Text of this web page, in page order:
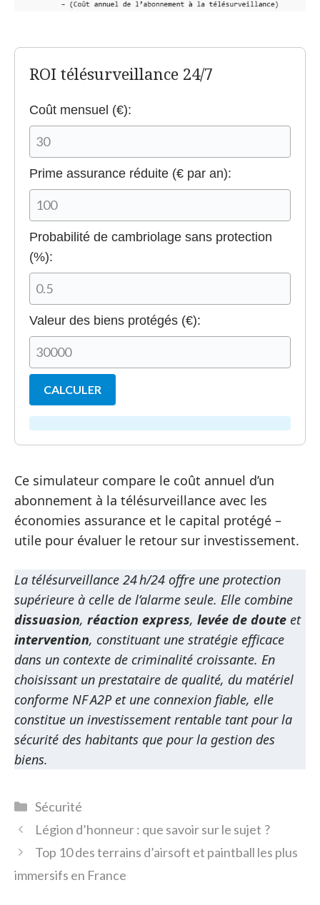
ROI télésurveillance 24/7
Coût mensuel (€):
Prime assurance réduite (€ par an):
Probabilité de cambriolage sans protection
(%):
Valeur des biens protégés (€):
CALCULER
Ce simulateur compare le coût annuel d’un
abonnement à la télésurveillance avec les
économies assurance et le capital protégé –
utile pour évaluer le retour sur investissement.
La télésurveillance 24 h/24 offre une protection
supérieure à celle de l’alarme seule. Elle combine
dissuasion, réaction express, levée de doute et
intervention, constituant une stratégie efficace
dans un contexte de criminalité croissante. En
choisissant un prestataire de qualité, du matériel
conforme NF A2P et une connexion fiable, elle
constitue un investissement rentable tant pour la
sécurité des habitants que pour la gestion des
biens.
Catégories
Sécurité
Légion d’honneur : que savoir sur le sujet ?
Top 10 des terrains d’airsoft et paintball les plus
immersifs en France